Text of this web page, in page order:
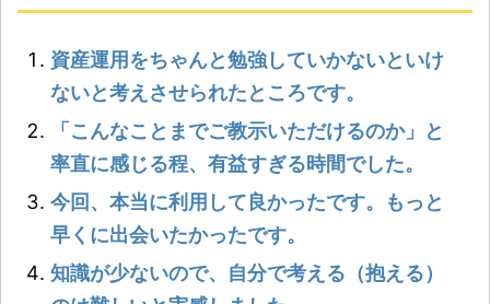
資産運用をちゃんと勉強していかないといけ
ないと考えさせられたところです。
「こんなことまでご教示いただけるのか」と
率直に感じる程、有益すぎる時間でした。
今回、本当に利用して良かったです。もっと
早くに出会いたかったです。
知識が少ないので、自分で考える（抱える）